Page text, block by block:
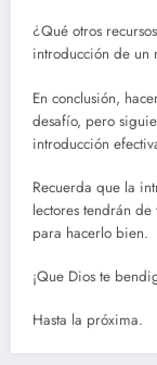
¿Qué otros
introducción de un
En conclusión,
desafío, pero
introducción
Recuerda que la
lectores tendrán
para hacerlo bien.
¡Que Dios te
Hasta la próxima.